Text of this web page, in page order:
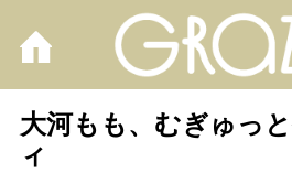
大河もも、むぎゅっ
ィ